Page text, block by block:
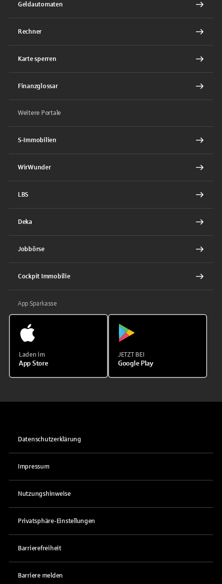
Geldautomaten
Rechner
Karte sperren
Finanzglossar
Weitere Portale
S-Immobilien
WirWunder
LBS
Deka
Jobbörse
Cockpit Immobilie
App Sparkasse
Laden im
App Store
JETZT BEI
Google Play
Datenschutzerklärung
Impressum
Nutzungshinweise
Privatsphäre-Einstellungen
Barrierefreiheit
Barriere melden